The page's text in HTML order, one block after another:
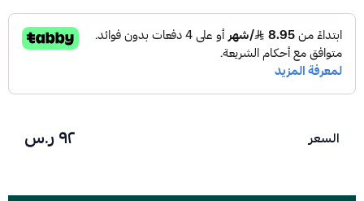
السعر ٩٢ ر.س